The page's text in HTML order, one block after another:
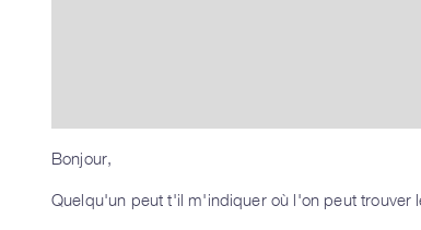
Bonjour,
Quelqu'un peut t'il m'indiquer où l'on peut trouver